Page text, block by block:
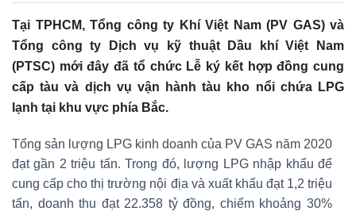
Tại TPHCM, Tổng công ty Khí Việt Nam (PV GAS) và
Tổng công ty Dịch vụ kỹ thuật Dầu khí Việt Nam
(PTSC) mới đây đã tổ chức Lễ ký kết hợp đồng cung
cấp tàu và dịch vụ vận hành tàu kho nổi chứa LPG
lạnh tại khu vực phía Bắc.
Tổng sản lượng LPG kinh doanh của PV GAS năm 2020
đạt gần 2 triệu tấn. Trong đó, lượng LPG nhập khẩu để
cung cấp cho thị trường nội địa và xuất khẩu đạt 1,2 triệu
tấn, doanh thu đạt 22.358 tỷ đồng, chiếm khoảng 30%